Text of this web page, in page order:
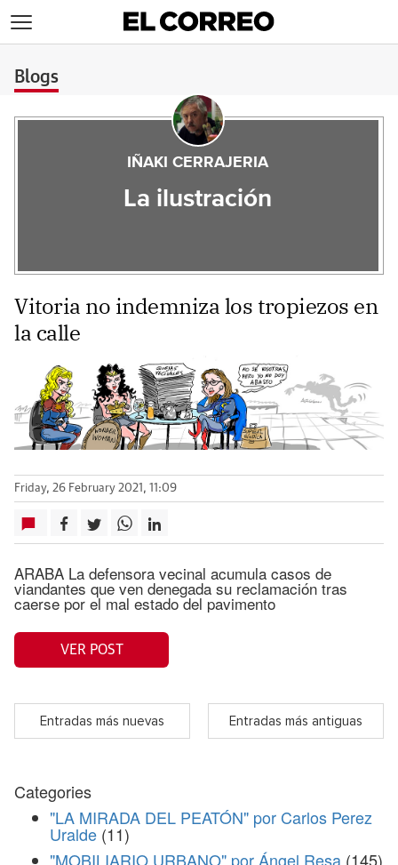
Blogs
IÑAKI CERRAJERIA
La ilustración
Vitoria no indemniza los tropiezos en
la calle
Friday, 26 February 2021, 11:09
ARABA La defensora vecinal acumula casos de
viandantes que ven denegada su reclamación tras
caerse por el mal estado del pavimento
VER POST
Entradas más nuevas Entradas más antiguas
Categories
"LA MIRADA DEL PEATÓN" por Carlos Perez
Uralde (11)
"MOBILIARIO URBANO" por Ángel Resa (145)